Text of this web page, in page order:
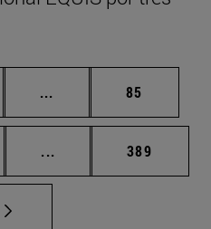
... Páginas intermedias
Página
85
... Páginas intermedias
Página
389